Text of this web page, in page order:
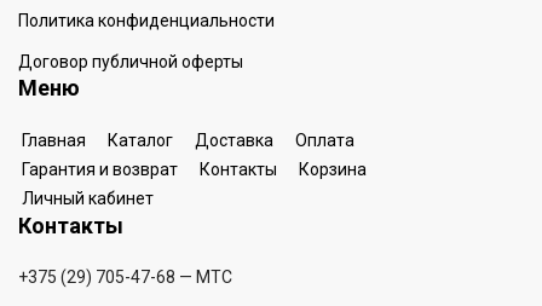
Политика конфиденциальности
Договор публичной оферты
Меню
Главная Каталог Доставка
Оплата
Гарантия и возврат
Контакты
Корзина
Личный кабинет
Контакты
+375 (29) 705-47-68 — МТС